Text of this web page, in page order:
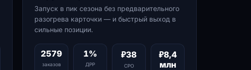
Запуск в пик сезона без предварительного
разогрева карточки — и быстрый выход в
сильные позиции.
2579
заказов
1%
ДРР
₽38
СРО
₽8,4
млн